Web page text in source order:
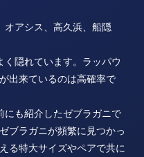
アシス、高久浜、船隠
隠れています。ラッパウ
出来ているのは高確率で
も紹介したゼブラガニで
ブラガニが頻繁に見つかっ
る特大サイズやペアで共に